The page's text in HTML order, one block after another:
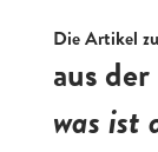
Die Artikel
aus
was ist